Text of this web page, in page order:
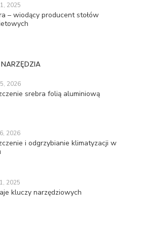
2025
– wiodący producent stołów
2026
srebra folią aluminiową
2026
i odgrzybianie klimatyzacji w
2025
kluczy narzędziowych